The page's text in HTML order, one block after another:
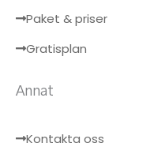
Paket & priser
Gratisplan
Annat
Kontakta oss